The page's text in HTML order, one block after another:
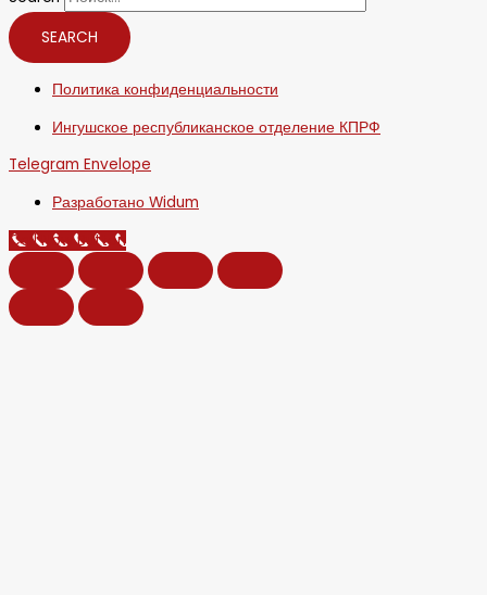
SEARCH
Политика конфиденциальности
Ингушское республиканское отделение КПРФ
Telegram Envelope
Разработано Widum
Call Now Button